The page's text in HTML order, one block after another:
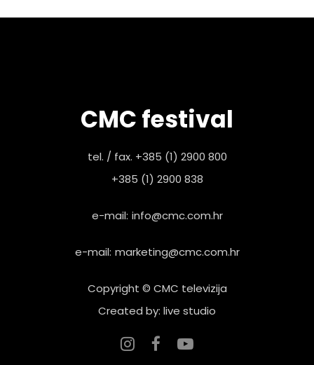
CMC festival
tel. / fax. +385 (1) 2900 800
+385 (1) 2900 838
e-mail: info@cmc.com.hr
e-mail: marketing@cmc.com.hr
Copyright © CMC televizija
Created by: live studio